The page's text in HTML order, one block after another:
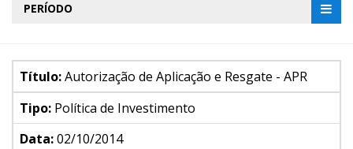
PERÍODO
Título:Autorização de Aplicação e Resgate - APR
Tipo: Política de Investimento
Data:02/10/2014